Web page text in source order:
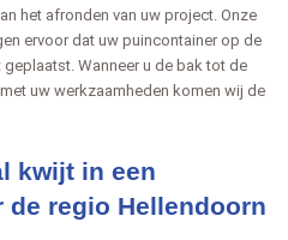
het afronden van uw project. Onze
ervoor dat uw puincontainer op de
Wanneer u de bak tot de
uw werkzaamheden komen wij de
kwijt in een
regio Hellendoorn